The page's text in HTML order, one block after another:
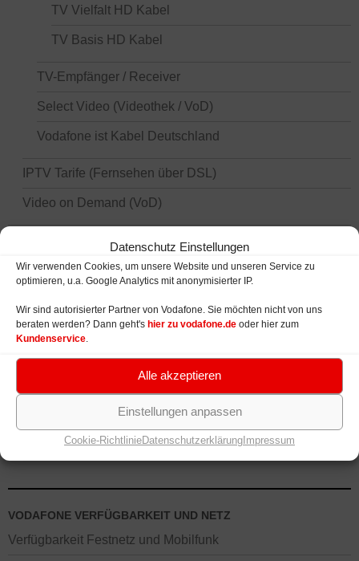
Datenschutz Einstellungen
Wir verwenden Cookies, um unsere Website und unseren Service zu
optimieren, u.a. Google Analytics mit anonymisierter IP.
Wir sind autorisierter Partner von Vodafone. Sie möchten nicht von uns
beraten werden? Dann geht's hier zu vodafone.de oder hier zum
Kundenservice
Alle akzeptieren
Einstellungen anpassen
Cookie-RichtlinieDatenschutzerklärungImpressum
TV Vielfalt HD Kabel
TV Basis HD Kabel
TV-Empfänger / Receiver
Select Video (Videothek / VoD)
Vodafone ist Kabel Deutschland
IPTV Tarife (Fernsehen über DSL)
Video on Demand (VoD)
Telefonanschluss ohne Internetzugang
Geräte: WLAN Router und Modems
VODAFONE MOBILFUNK TARIFE
Smartphone & Datentarife
Smartphones / Handys
Tablets bei Vodafone
Netzabdeckung: LTE, HSPA, UMTS
VODAFONE VERFÜGBARKEIT UND NETZ
Verfügbarkeit Festnetz und Mobilfunk